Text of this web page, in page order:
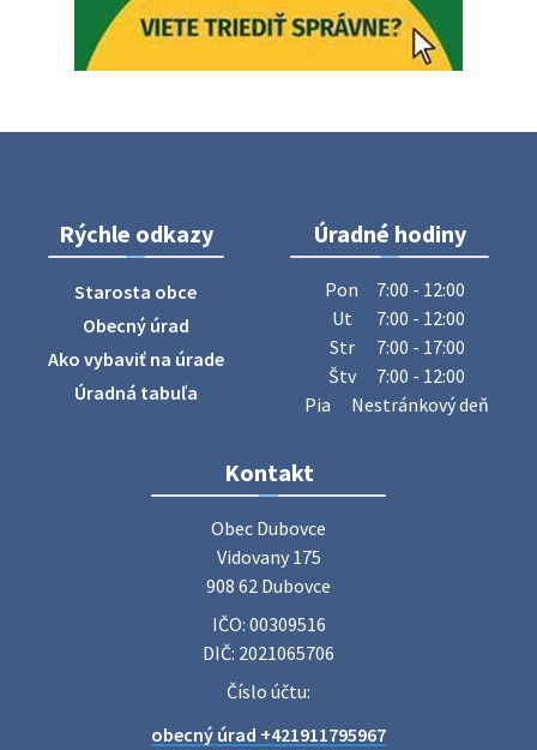
5. augusta 2026 05:00
ZBER ŽELEZA
Obecný úrad oznamuje občanom, že v stredu 29. júla 2026
sa v našej obci uskutoční zber železa. Pracovníci Obecného
úradu budú od 8.00 hod. prechádzať obcou a zbierať
železný odpad …
27. júla 2026 06:31
Zájazd do Veľkého Medera
Základná organizácia Únie žien Slovenska Dubovce
srdečne pozýva svoje členky, ich rodinných príslušníkov aj
priateľov na jednodňový zájazd na termálne kúpalisko
Poradne komplexnej pomoci
diskrétne komplexné odborné poradenstvo. Tím
Rýchle odkazy
Starosta obce
Obecný úrad
Ako vybaviť na úrade
Úradná tabuľa
Úradné hodiny
Pon
7:00 - 12:00
Ut
7:00 - 12:00
Str
7:00 - 17:00
Štv
7:00 - 12:00
Pia
Nestránkový deň
Kontakt
Obec Dubovce
Vidovany 175
908 62 Dubovce
IČO: 00309516
DIČ: 2021065706
Číslo účtu:
obecný úrad +421911795967